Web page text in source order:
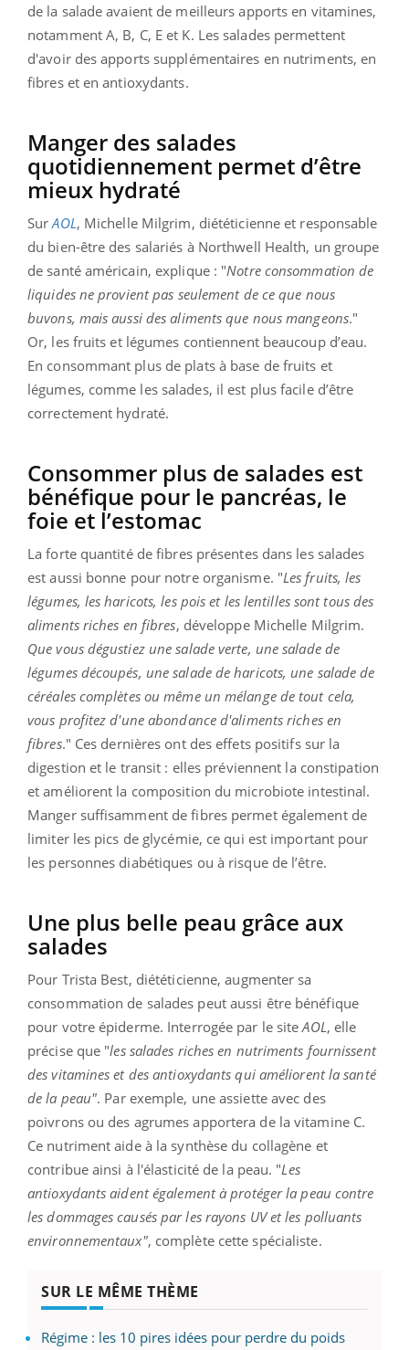
de la salade avaient de meilleurs apports en vitamines,
notamment A, B, C, E et K. Les salades permettent
d'avoir des apports supplémentaires en nutriments, en
fibres et en antioxydants.
Manger des salades
quotidiennement permet d’être
mieux hydraté
SurAOL, Michelle Milgrim, diététicienne et responsable
du bien-être des salariés à Northwell Health, un groupe
de santé américain, explique : "Notre consommation de
liquides ne provient pas seulement de ce que nous
buvons, mais aussi des aliments que nous mangeons."
Or, les fruits et légumes contiennent beaucoup d’eau.
En consommant plus de plats à base de fruits et
légumes, comme les salades, il est plus facile d’être
correctement hydraté.
Consommer plus de salades est
bénéfique pour le pancréas, le
foie et l’estomac
La forte quantité de fibres présentes dans les salades
est aussi bonne pour notre organisme. "Les fruits, les
légumes, les haricots, les pois et les lentilles sont tous des
aliments riches en fibres, développe Michelle Milgrim.
Que vous dégustiez une salade verte, une salade de
légumes découpés, une salade de haricots, une salade de
céréales complètes ou même un mélange de tout cela,
vous profitez d'une abondance d'aliments riches en
fibres." Ces dernières ont des effets positifs sur la
digestion et le transit : elles préviennent la constipation
et améliorent la composition du microbiote intestinal.
Manger suffisamment de fibres permet également de
limiter les pics de glycémie, ce qui est important pour
les personnes diabétiques ou à risque de l’être.
Une plus belle peau grâce aux
salades
Pour Trista Best, diététicienne, augmenter sa
consommation de salades peut aussi être bénéfique
pour votre épiderme. Interrogée par le siteAOL , elle
précise que "les salades riches en nutriments fournissent
des vitamines et des antioxydants qui améliorent la santé
de la peau". Par exemple, une assiette avec des
poivrons ou des agrumes apportera de la vitamine C.
Ce nutriment aide à la synthèse du collagène et
contribue ainsi à l'élasticité de la peau. "Les
antioxydants aident également à protéger la peau contre
les dommages causés par les rayons UV et les polluants
environnementaux", complète cette spécialiste.
SUR LE MÊME THÈME
Régime : les 10 pires idées pour perdre du poids